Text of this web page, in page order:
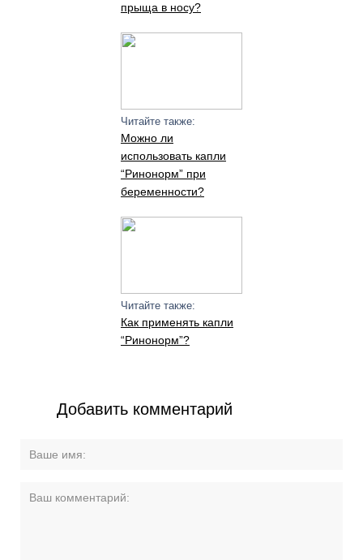
прыща в носу?
Читайте также:
Можно ли
использовать капли
“Ринонорм” при
беременности?
Читайте также:
Как применять капли
“Ринонорм”?
Добавить комментарий